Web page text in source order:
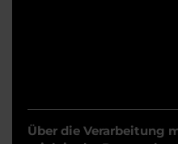
Über die Verarbeitung